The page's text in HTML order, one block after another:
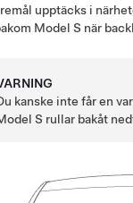
upptäcks i
Model S när
kanske inte får en
S rullar bakåt